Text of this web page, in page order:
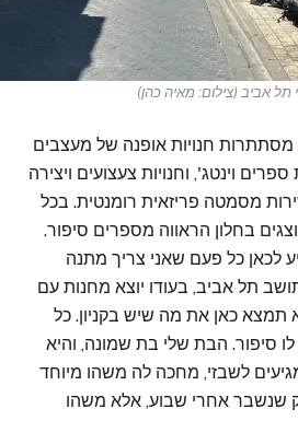
תל אביב (צילום: מאיה כהן)
מסתתרות חנויות אופנה של מעצבים
וינטג', וחנויות צעצועים ויצירה
מסמטה פריזאית רומנטית. בכל
בחלון הראווה מספרים סיפור.
לכאן כל פעם שאני צריך מתנה
תל אביב, בעודו יוצא מחנות עם
כאן את מה שיש בקניון. כל
לו סיפור. הבת שלי בת שמונה, והיא
לשבזי, מחכה לה משהו מיוחד
שנשבר אחרי שבוע, אלא משהו